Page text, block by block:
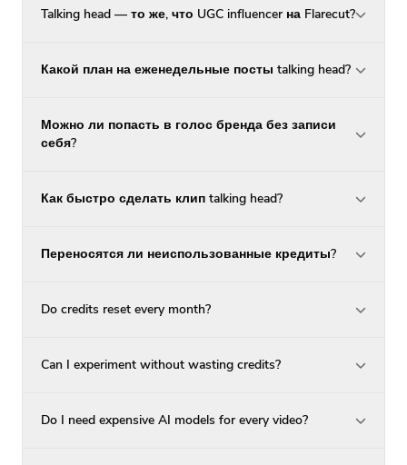
Talking head — то же, что UGC influencer на Flarecut?
Какой план на еженедельные посты talking head?
Можно ли попасть в голос бренда без записи
себя?
Как быстро сделать клип talking head?
Переносятся ли неиспользованные кредиты?
Do credits reset every month?
Can I experiment without wasting credits?
Do I need expensive AI models for every video?